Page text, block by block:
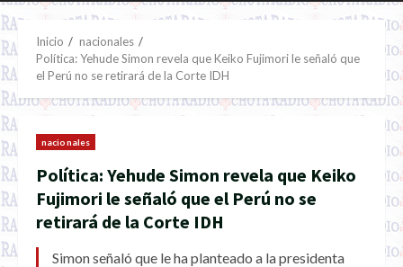
principal
Inicio
nacionales
Política: Yehude Simon revela que Keiko Fujimori le señaló que
el Perú no se retirará de la Corte IDH
nacionales
Política: Yehude Simon revela que Keiko
Fujimori le señaló que el Perú no se
retirará de la Corte IDH
Simon señaló que le ha planteado a la presidenta